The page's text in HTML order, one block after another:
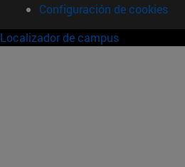
Configuración de cookies
Localizador de campus